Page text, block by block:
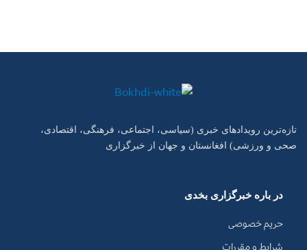
تازه‌ترین رویدادهای خبری (سیاسی، اجتماعی، فرهنگی، اقتصادی،
صحی و ورزشی) افغانستان و جهان از خبرگزاری
در باره خبرگزاری بخدی
حریم خصوصی
شرایط و مقررات